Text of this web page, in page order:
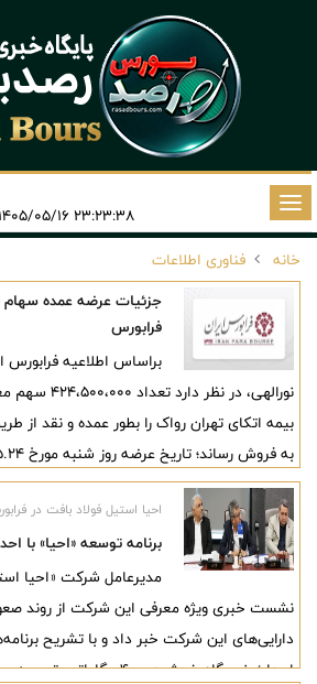
تغییر
وضعیت
ناوبری
۲۳:۲۳:۳۸ ۱۴۰۵/۰۵/۱۶
خانه
فناوری اطلاعات
جزئیات عرضه عمده سهام
فرابورس
براساس اطلاعیه
بیمه اتکای تهران رواک را بطور عمده و نقد از
است.
احیا استیل فولاد بافت در
برنامه توسعه «احیا» با
مدیرعامل شرکت «احیا
نشست خبری ویژه معرفی این شرکت از روند
دارایی‌های این شرکت خبر داد و با تشریح
احداث نیروگاه خورشیدی ۴۰